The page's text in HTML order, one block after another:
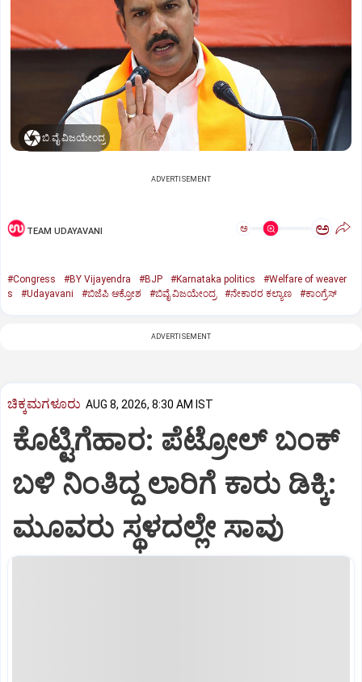
ಬಿ.ವೈ.ವಿಜಯೇಂದ್ರ
ADVERTISEMENT
TEAM UDAYAVANI ಅ ಅ
#Congress #BY Vijayendra #BJP #Karnataka politics
#Welfare of weaver
s
#Udayavani #ಬಿಜೆಪಿ ಆಕ್ರೋಶ #ಬಿವೈ ವಿಜಯೇಂದ್ರ #ನೇಕಾರರ ಕಲ್ಯಾಣ #ಕಾಂಗ್ರೆಸ್‌
ADVERTISEMENT
ಚಿಕ್ಕಮಗಳೂರು AUG 8, 2026, 8:30 AM IST
ಕೊಟ್ಟಿಗೆಹಾರ: ಪೆಟ್ರೋಲ್ ಬಂಕ್
ಬಳಿ ನಿಂತಿದ್ದ ಲಾರಿಗೆ ಕಾರು ಡಿಕ್ಕಿ:
ಮೂವರು ಸ್ಥಳದಲ್ಲೇ ಸಾವು